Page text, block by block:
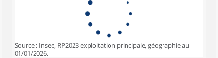
Source : Insee, RP2023 exploitation principale, géographie au
01/01/2026.